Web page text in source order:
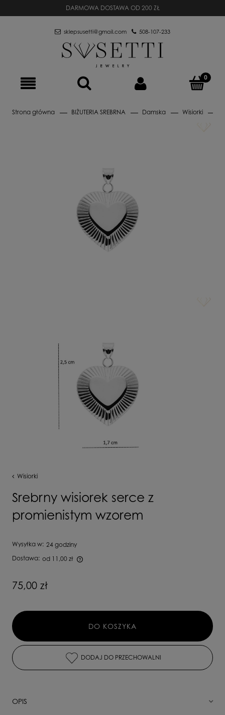
DARMOWA DOSTAWA OD 200 ZŁ
sklepsusetti@gmail.com 508-107-233
Strona główna BIŻUTERIA SREBRNA Damska Wisiorki
Wisiorki
Srebrny wisiorek serce z
promienistym wzorem
Wysyłka w: 24 godziny
Dostawa: od 11,00 zł
75,00 zł
DO KOSZYKA
DODAJ DO PRZECHOWALNI
OPIS